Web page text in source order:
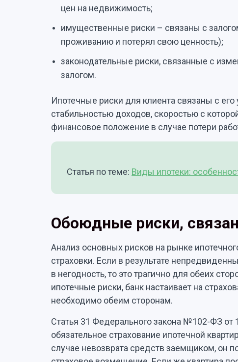
цен на недвижимость;
имущественные риски – связаны с
проживанию и потерял свою ценность);
законодательные риски, связанные с
залогом.
Ипотечные риски для клиента связаны с
стабильностью доходов, скоростью с
финансовое положение в случае потери
Статья по теме: Виды ипотеки:
Обоюдные риски,
Анализ основных рисков на рынке
страховки. Если в результате
в негодность, то это трагично для обеих
ипотечные риски, банк настаивает на
необходимо обеим сторонам.
Статья 31 Федерального закона №102-ФЗ от
обязательное страхование ипотечной
случае невозврата средств заемщиком, он